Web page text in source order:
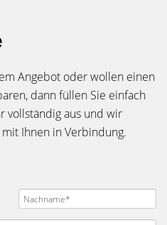
Angebot oder wollen einen
dann füllen Sie einfach
vollständig aus und wir
Ihnen in Verbindung.